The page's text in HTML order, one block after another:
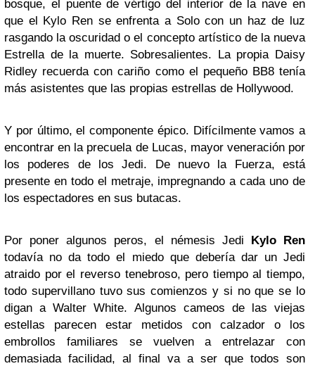
bosque, el puente de vértigo del interior de la nave en
que el Kylo Ren se enfrenta a Solo con un haz de luz
rasgando la oscuridad o el concepto artístico de la nueva
Estrella de la muerte. Sobresalientes. La propia Daisy
Ridley recuerda con cariño como el pequeño BB8 tenía
más asistentes que las propias estrellas de Hollywood.
Y por último, el componente épico. Difícilmente vamos a
encontrar en la precuela de Lucas, mayor veneración por
los poderes de los Jedi. De nuevo la Fuerza, está
presente en todo el metraje, impregnando a cada uno de
los espectadores en sus butacas.
Por poner algunos peros, el némesis Jedi Kylo Ren
todavía no da todo el miedo que debería dar un Jedi
atraido por el reverso tenebroso, pero tiempo al tiempo,
todo supervillano tuvo sus comienzos y si no que se lo
digan a Walter White. Algunos cameos de las viejas
estellas parecen estar metidos con calzador o los
embrollos familiares se vuelven a entrelazar con
demasiada facilidad, al final va a ser que todos son